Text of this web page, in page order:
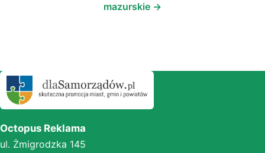
mazurskie →
Octopus Reklama
ul. Żmigrodzka 145